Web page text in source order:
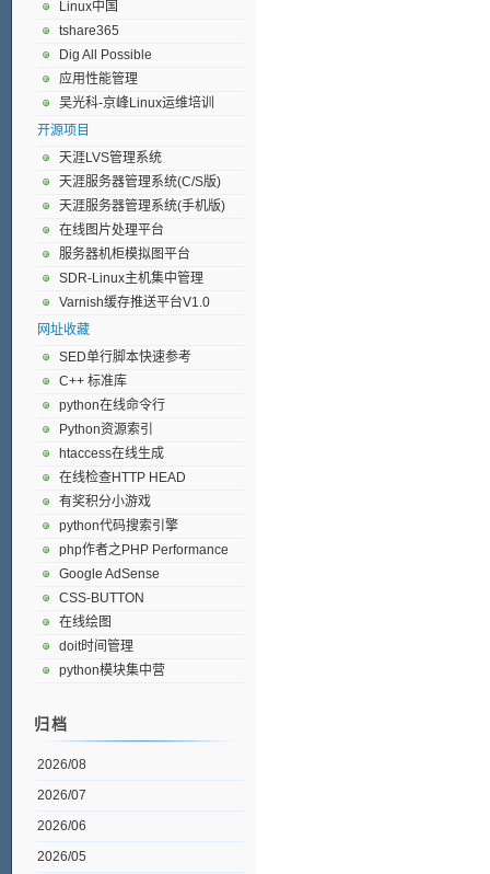
Linux中国
tshare365
Dig All Possible
应用性能管理
吴光科-京峰Linux运维培训
开源项目
天涯LVS管理系统
天涯服务器管理系统(C/S版)
天涯服务器管理系统(手机版)
在线图片处理平台
服务器机柜模拟图平台
SDR-Linux主机集中管理
Varnish缓存推送平台V1.0
网址收藏
SED单行脚本快速参考
C++ 标准库
python在线命令行
Python资源索引
htaccess在线生成
在线检查HTTP HEAD
有奖积分小游戏
python代码搜索引擎
php作者之PHP Performance
Google AdSense
CSS-BUTTON
在线绘图
doit时间管理
python模块集中营
归档
2026/08
2026/07
2026/06
2026/05